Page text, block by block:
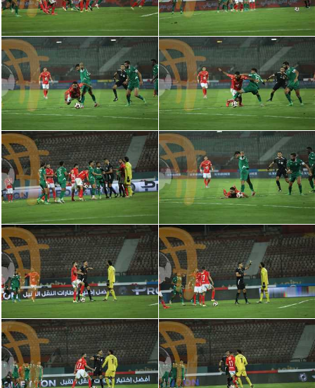
حكايات في الجول
كويز في الجول
فيديو في الجول